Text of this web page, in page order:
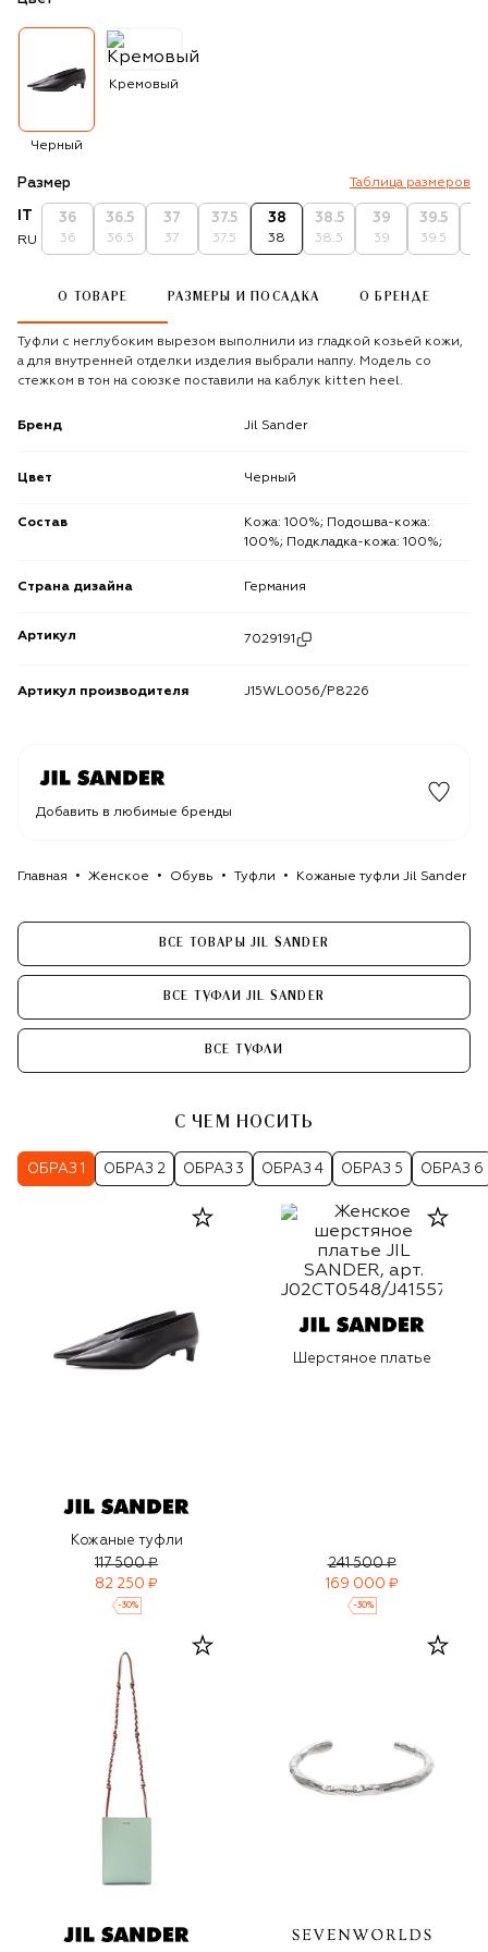
Черный
Кремовый
Размер Таблица размеров
RU
36
36
36.5
36.5
37
37
37.5
37.5
38
38
38.5
38.5
39
39
39.5
39.5
О ТОВАРЕ РАЗМЕРЫ И ПОСАДКА О БРЕНДЕ
Туфли с неглубоким вырезом выполнили из гладкой козьей кожи,
а для внутренней отделки изделия выбрали наппу. Модель со
стежком в тон на союзке поставили на каблук kitten heel.
Бренд Jil Sander
Цвет Черный
Состав
Кожа: 100%; Подошва-кожа:
100%; Подкладка-кожа: 100%;
Страна дизайна Германия
Артикул 7029191
Артикул производителя J15WL0056/P8226
Добавить в любимые бренды
Главная Женское Обувь Туфли Кожаные туфли Jil Sander
ВСЕ ТОВАРЫ JIL SANDER
ВСЕ ТУФЛИ JIL SANDER
ВСЕ ТУФЛИ
С ЧЕМ НОСИТЬ
ОБРАЗ 1 ОБРАЗ 2 ОБРАЗ 3 ОБРАЗ 4 ОБРАЗ 5 ОБРАЗ 6
Кожаные туфли
117 500 ₽
82 250 ₽
-30%
Шерстяное платье
241 500 ₽
169 000 ₽
-30%